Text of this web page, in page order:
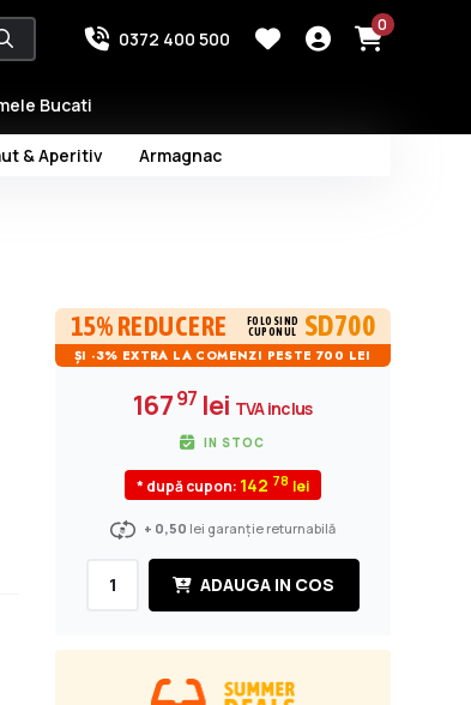
0372 400 500
0
& Aperitiv Armagnac
Bucati
15% REDUCERE
FOLOSIND
CUPONUL
SD700
ȘI -3% EXTRA LA COMENZI PESTE 700 LEI
16797 lei TVA inclus
IN STOC
* după cupon: 142 78
+ 0,50 lei garanție returnabilă
ADAUGA IN COS